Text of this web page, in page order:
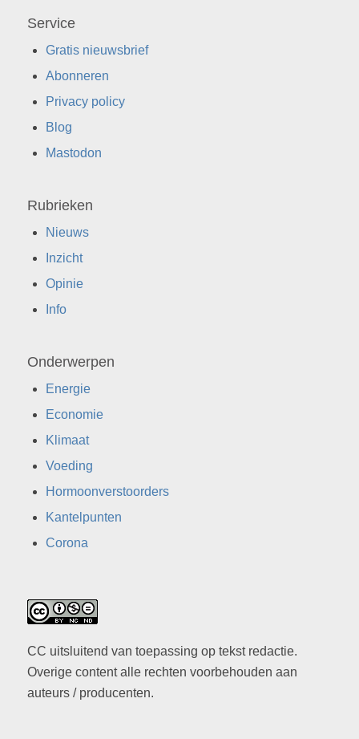
Service
Gratis nieuwsbrief
Abonneren
Privacy policy
Blog
Mastodon
Rubrieken
Nieuws
Inzicht
Opinie
Info
Onderwerpen
Energie
Economie
Klimaat
Voeding
Hormoonverstoorders
Kantelpunten
Corona
CC uitsluitend van toepassing op tekst redactie.
Overige content alle rechten voorbehouden aan
auteurs / producenten.